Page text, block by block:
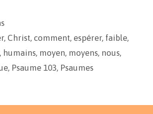
a
g
e
, Christ, comment, espérer, faible,
, humains, moyen, moyens, nous,
, Psaume 103, Psaumes